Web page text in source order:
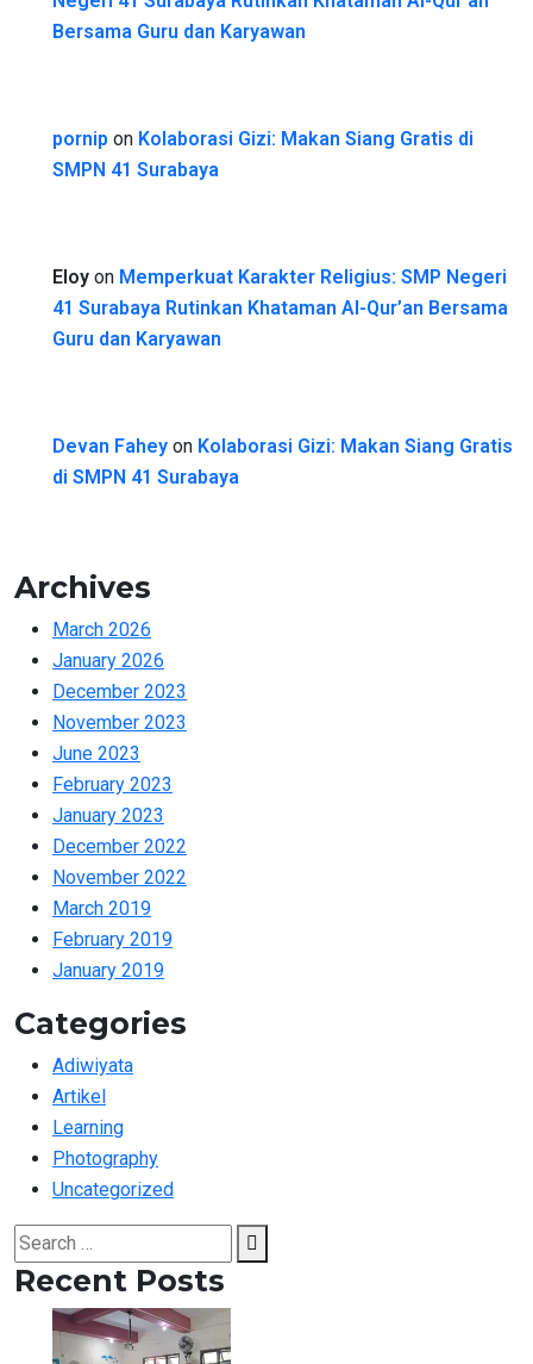
Bersama Guru dan Karyawan
pornip on Kolaborasi Gizi: Makan Siang Gratis di
SMPN 41 Surabaya
Eloy on Memperkuat Karakter Religius: SMP Negeri
41 Surabaya Rutinkan Khataman Al-Qur’an Bersama
Guru dan Karyawan
Devan Fahey on Kolaborasi Gizi: Makan Siang Gratis
di SMPN 41 Surabaya
Archives
March 2026
January 2026
December 2023
November 2023
June 2023
February 2023
January 2023
December 2022
November 2022
March 2019
February 2019
January 2019
Categories
Adiwiyata
Artikel
Learning
Photography
Uncategorized
Search
for:
Search
Recent Posts